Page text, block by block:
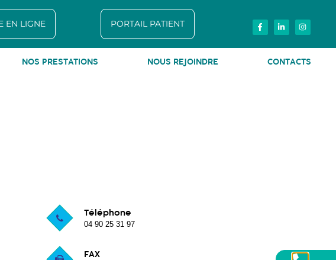
EN LIGNE PORTAIL PATIENT
NOS PRESTATIONS NOUS REJOINDRE CONTACTS
Téléphone
04 90 25 31 97
FAX